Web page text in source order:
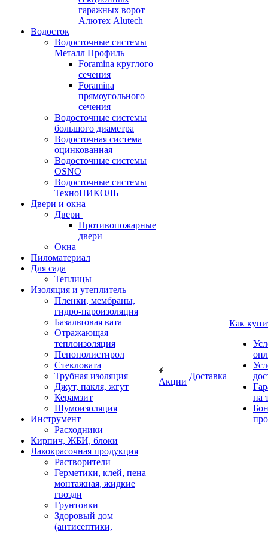
гаражных ворот
Алютех Alutech
Водосток
Водосточные системы
Металл Профиль
Foramina круглого
сечения
Foramina
прямоугольного
сечения
Водосточные системы
большого диаметра
Водосточная система
оцинкованная
Водосточные системы
OSNO
Водосточные системы
ТехноНИКОЛЬ
Двери и окна
Двери
Противопожарные
двери
Окна
Пиломатериал
Для сада
Теплицы
Изоляция и утеплитель
Пленки, мембраны,
гидро-пароизоляция
Базальтовая вата
Отражающая
теплоизоляция
Пенополистирол
Стекловата
Трубная изоляция
Джут, пакля, жгут
Керамзит
Шумоизоляция
Инструмент
Расходники
Кирпич, ЖБИ, блоки
Лакокрасочная продукция
Растворители
Герметики, клей, пена
монтажная, жидкие
гвозди
Грунтовки
Здоровый дом
(антисептики,
Акции
Доставка
Как
на